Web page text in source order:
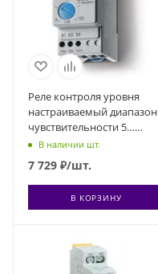
Реле контроля уровня
настраиваемый диапазон
чувствительности 5…
150кОм 240В AC выход 1CO
FINDER 720182400000
В наличии шт.
7 729 ₽/шт.
В КОРЗИНУ